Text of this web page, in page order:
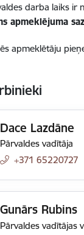
darba laiks ir
apmeklējuma
apmeklētāju
Dace Lazdāne
Pārvaldes vadītāja
+371 65220727
Gunārs Rubins
Pārvaldes vadītājas